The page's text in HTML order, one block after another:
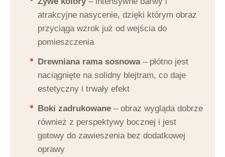
atrakcyjne nasycenie, dzięki którym obraz
przyciąga wzrok już od wejścia do
pomieszczenia
Drewniana rama sosnowa– płótno jest
naciągnięte na solidny blejtram, co daje
estetyczny i trwały efekt
Boki zadrukowane – obraz wygląda dobrze
również z perspektywy bocznej i jest
gotowy do zawieszenia bez dodatkowej
oprawy